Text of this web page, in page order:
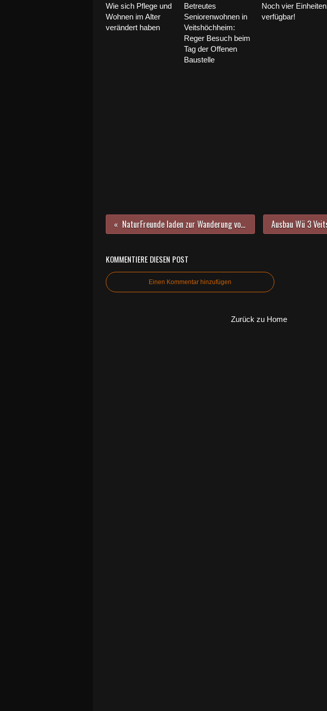
Wie sich Pflege und
Wohnen im Alter
verändert haben
Betreutes
Seniorenwohnen in
Veitshöchheim:
Reger Besuch beim
Tag der Offenen
Baustelle
Noch vier Einheiten
verfügbar!
NaturFreunde laden zur Wanderung vom Hauptbahnhof Würzburg zum Naturfreundehaus über den Schenkenturm und den EU-Mittelpunkt am 17. Juni 2021 ein
KOMMENTIERE DIESEN POST
Einen Kommentar hinzufügen
Zurück zu Home